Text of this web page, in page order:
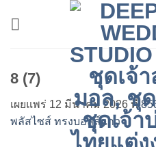
8 (7)
เผยแพร่ 12 มีนาคม 2026ที่
พลัสไซส์ ทรงบอลล์แกว